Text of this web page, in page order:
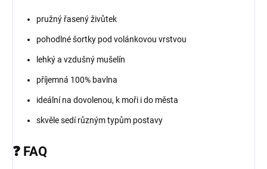
pružný řasený živůtek
pohodlné šortky pod volánkovou vrstvou
lehký a vzdušný mušelín
příjemná 100% bavlna
ideální na dovolenou, k moři i do města
skvěle sedí různým typům postavy
❓ FAQ